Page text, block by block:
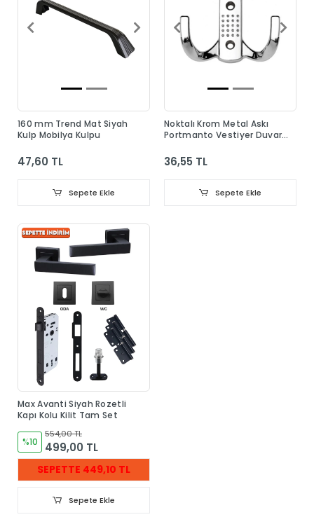
160 mm Trend Mat Siyah
Kulp Mobilya Kulpu
47,60 TL
Sepete Ekle
Noktalı Krom Metal Askı
Portmanto Vestiyer Duvar
36,55 TL
Sepete Ekle
Max Avanti Siyah Rozetli
Kapı Kolu Kilit Tam Set
%10
554,00 TL
499,00 TL
SEPETTE 449,10 TL
Sepete Ekle